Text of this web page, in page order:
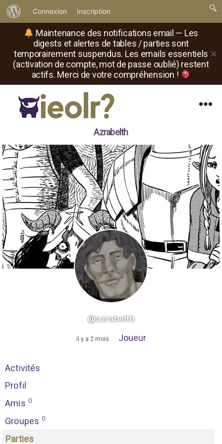
Maintenance des notifications email — Les
digests et alertes de tables / parties sont
temporairement suspendus. Les emails essentiels
(activation de compte, mot de passe oublié) restent
actifs. Merci de votre compréhension !
✕
propos
de
WordPress
Connexion Inscription
où
le
rôliste
?
Azrabelth
@azrabelth
il y a 2 mois Joueur
Activités
Profil
Amis 0
Groupes 0
Parties